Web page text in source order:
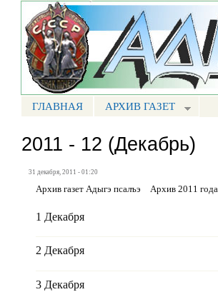
Портал СМИ КБР
МЕНЮ АП
ГЛАВНАЯ АРХИВ ГАЗЕТ
2011 - 12 (Декабрь)
31 декабря, 2011 - 01:20
Архив газет Адыгэ псалъэ Архив 2011 года
1 Декабря
2 Декабря
3 Декабря